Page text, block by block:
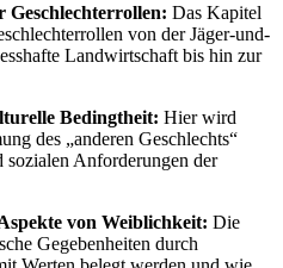
Geschlechterrollen: Das Kapitel
von der Jäger-und-
Landwirtschaft bis hin zur
Bedingtheit: Hier wird
des „anderen Geschlechts“
sozialen Anforderungen der
von Weiblichkeit: Die
Gegebenheiten durch